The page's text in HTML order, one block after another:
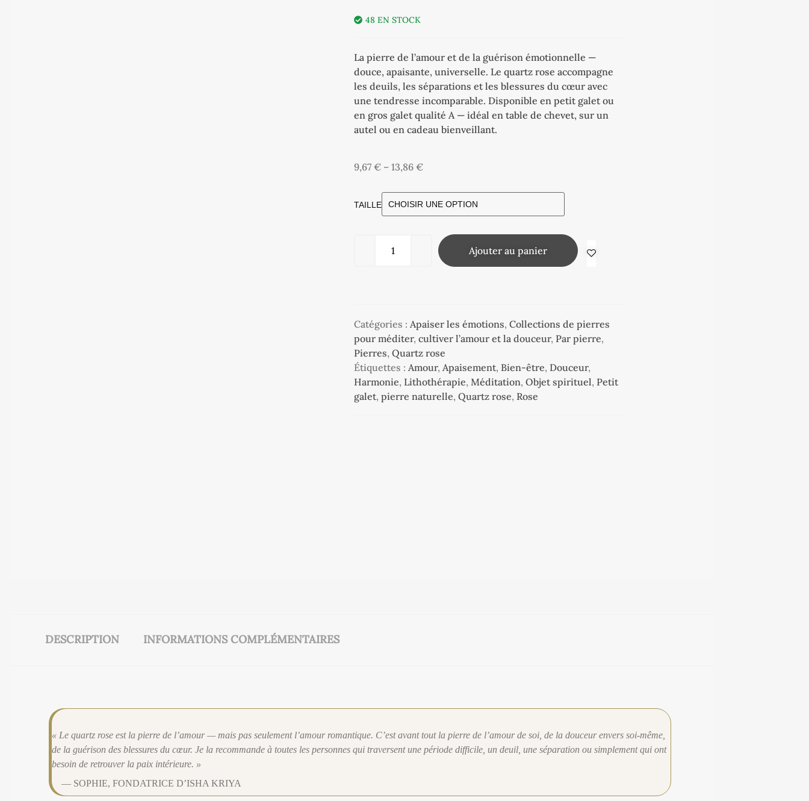
48 EN STOCK
La pierre de l’amour et de la guérison émotionnelle —
douce, apaisante, universelle. Le quartz rose accompagne
les deuils, les séparations et les blessures du cœur avec
une tendresse incomparable. Disponible en petit galet ou
en gros galet qualité A — idéal en table de chevet, sur un
autel ou en cadeau bienveillant.
9,67€ –13,86€
TAILLE
Ajouter au panier
Catégories : Apaiser les émotions,Collections de pierres
pour méditer,cultiver l’amour et la douceur, Par pierre,
Pierres,Quartz rose
Étiquettes : Amour, Apaisement, Bien-être, Douceur,
Harmonie, Lithothérapie, Méditation,Objet spirituel, Petit
galet,pierre naturelle,Quartz rose, Rose
DESCRIPTION INFORMATIONS COMPLÉMENTAIRES
« Le quartz rose est la pierre de l’amour — mais pas seulement l’amour romantique. C’est avant tout la pierre de l’amour de soi, de la douceur envers soi-même,
de la guérison des blessures du cœur. Je la recommande à toutes les personnes qui traversent une période difficile, un deuil, une séparation ou simplement qui ont
besoin de retrouver la paix intérieure. »
— SOPHIE, FONDATRICE D’ISHA KRIYA